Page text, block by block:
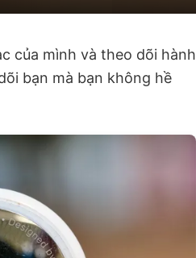
của mình và theo dõi hành
bạn mà bạn không hề